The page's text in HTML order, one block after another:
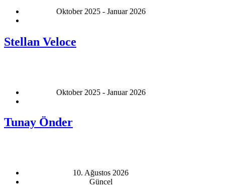
Oktober 2025 - Januar 2026
Stellan Veloce
Oktober 2025 - Januar 2026
Tunay Önder
10. Ağustos 2026
Güncel